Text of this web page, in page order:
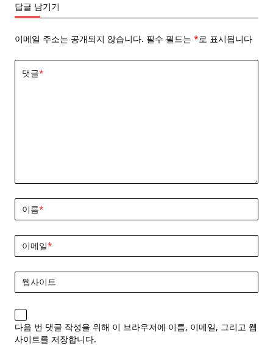
답글 남기기
이메일 주소는 공개되지 않습니다. 필수 필드는 *로 표시됩니다
댓글*
이름*
이메일*
웹사이트
다음 번 댓글 작성을 위해 이 브라우저에 이름, 이메일, 그리고 웹
사이트를 저장합니다.